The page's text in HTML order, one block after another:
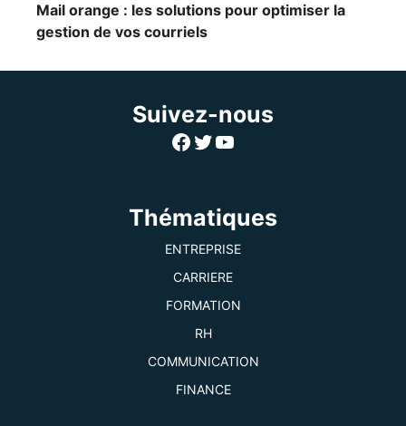
Mail orange : les solutions pour optimiser la
gestion de vos courriels
Suivez-nous
Facebook
Twitter
YouTube
Thématiques
ENTREPRISE
CARRIERE
FORMATION
RH
COMMUNICATION
FINANCE